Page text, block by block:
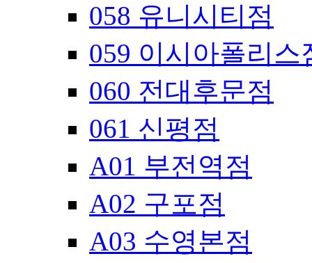
058 유니시티점
059 이시아폴리스
060 전대후문점
061 신평점
A01 부전역점
A02 구포점
A03 수영본점